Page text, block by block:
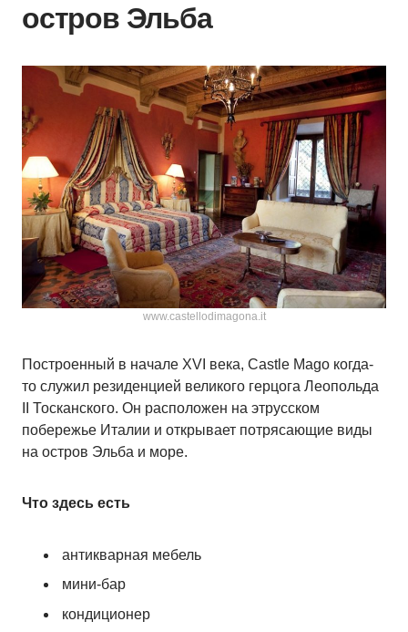
остров Эльба
www.castellodimagona.it
Построенный в начале XVI века, Castle Mago когда-
то служил резиденцией великого герцога Леопольда
II Тосканского. Он расположен на этрусском
побережье Италии и открывает потрясающие виды
на остров Эльба и море.
Что здесь есть
антикварная мебель
мини-бар
кондиционер